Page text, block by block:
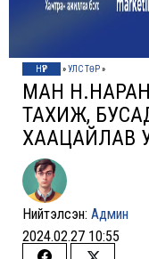
НҮҮР »УЛС ТӨР»
МАН
ТАХИЖ,
ХААЦАЙЛАВ
Нийтэлсэн: Админ
2024.02.27 10:55